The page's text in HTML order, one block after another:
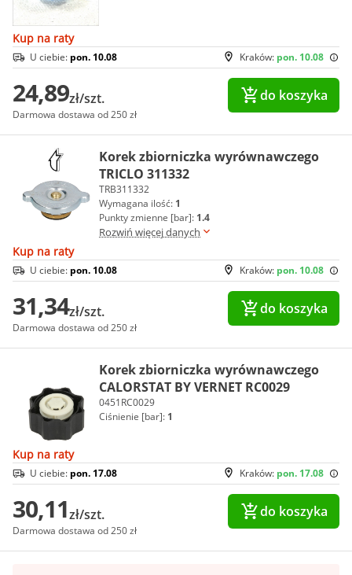
Kup na raty
Kraków: pon. 10.08
U ciebie: pon. 10.08
24,89zł/szt.
Darmowa dostawa od 250 zł
do koszyka
Korek zbiorniczka wyrównawczego
TRICLO 311332
TRB311332
Wymagana ilość: 1
Punkty zmienne [bar]: 1.4
Rozwiń więcej danych
Kup na raty
Kraków: pon. 10.08
U ciebie: pon. 10.08
31,34zł/szt.
Darmowa dostawa od 250 zł
do koszyka
Korek zbiorniczka wyrównawczego
CALORSTAT BY VERNET RC0029
0451RC0029
Ciśnienie [bar]: 1
Kup na raty
Kraków: pon. 17.08
U ciebie: pon. 17.08
30,11zł/szt.
Darmowa dostawa od 250 zł
do koszyka